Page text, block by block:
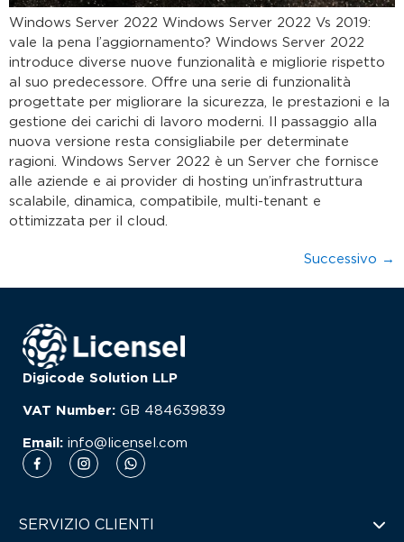
Windows Server 2022 Windows Server 2022 Vs 2019:
vale la pena l’aggiornamento? Windows Server 2022
introduce diverse nuove funzionalità e migliorie rispetto
al suo predecessore. Offre una serie di funzionalità
progettate per migliorare la sicurezza, le prestazioni e la
gestione dei carichi di lavoro moderni. Il passaggio alla
nuova versione resta consigliabile per determinate
ragioni. Windows Server 2022 è un Server che fornisce
alle aziende e ai provider di hosting un’infrastruttura
scalabile, dinamica, compatibile, multi-tenant e
ottimizzata per il cloud.
Successivo →
Digicode Solution LLP
VAT Number: GB 484639839
Email: info@licensel.com
SERVIZIO CLIENTI